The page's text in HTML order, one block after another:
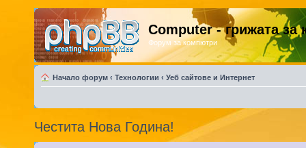
Computer - грижата
Форум за компютри
Начало форум ‹ Технологии ‹ Уеб сайтове и Интернет
Честита Нова Година!